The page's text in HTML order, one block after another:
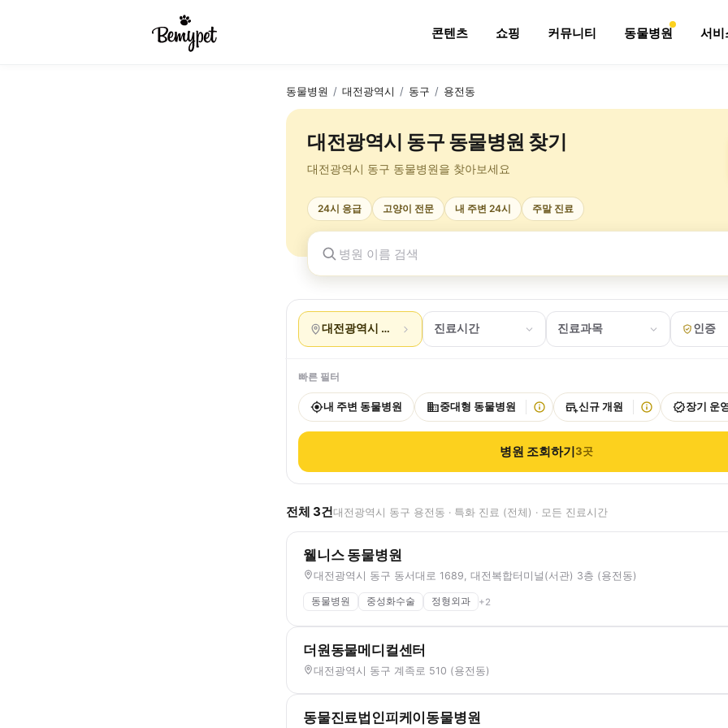
콘텐츠 쇼핑 커뮤니티 동물병원 서비
동물병원 / 대전광역시 / 동구 / 용전동
대전광역시 동구 동물병원 찾기
대전광역시 동구 동물병원을 찾아보세요
24시 응급 고양이 전문 내 주변 24시 주말 진료
대전광역시 동구 용전동진료시간 진료과목 인증
빠른 필터
내 주변 동물병원 중대형 동물병원 신규 개원 장기 운
병원 조회하기3곳
전체 3건대전광역시 동구 용전동 · 특화 진료 (전체) · 모든 진료시간
웰니스 동물병원
대전광역시 동구 동서대로 1689, 대전복합터미널(서관) 3층 (용전동)
동물병원 중성화수술 정형외과 +2
더원동물메디컬센터
대전광역시 동구 계족로 510 (용전동)
동물진료법인피케이동물병원